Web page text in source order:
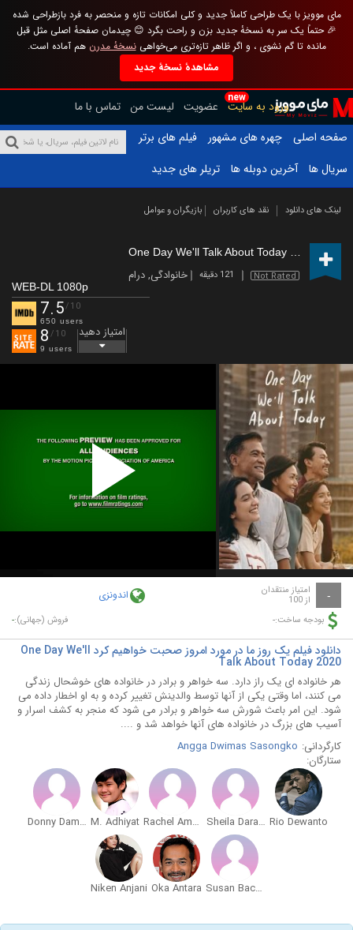
مای موویز با یک طراحی کاملاً جدید و کلی امکانات تازه و منحصر به فرد بازطراحی شده
🎉 حتماً یک سر به نسخهٔ جدید بزن و راحت بگرد 😊 چیدمان صفحهٔ اصلی مثل قبل
مانده تا گم نشوی ، و اگر ظاهر تازه‌تری می‌خواهینسخهٔ مدرن هم آماده است.
مشاهدهٔ نسخهٔ جدید
new
ورود به سایت عضویت لیست من تماس با ما
صفحه اصلی
چهره های مشهور
فیلم های برتر
سریال ها
آخرین دوبله ها تریلر های جدید
لینک های دانلود نقد های کاربران بازیگران و عوامل
(2020)
Not Rated 121 دقیقه خانوادگی,درام
WEB-DL 1080p
7.5/10
650 users
8 /10
9 users
امتیاز دهید
Play
Video
- امتیاز منتقدان
از 100 اندونزی
بودجه ساخت:- فروش (جهانی):-
دانلود فیلم یک روز ما در مورد امروز صحبت خواهیم کرد One Day We'll
Talk About Today 2020
هر خانواده ای یک راز دارد. سه خواهر و برادر در خانواده های خوشحال زندگی
می کنند، اما وقتی یکی از آنها توسط والدینش تغییر کرده و به او اخطار داده می
شود. این امر باعث شورش سه خواهر و برادر می شود که منجر به کشف اسرار و
آسیب های بزرگ در خانواده های آنها خواهد شد و ....
کارگردانی: Angga Dwimas Sasongko
ستارگان:
Rio Dewanto
Sheila Dara Aisha
Rachel Amanda
M. Adhiyat
Donny Damara
Susan Bachtiar
Oka Antara
Niken Anjani